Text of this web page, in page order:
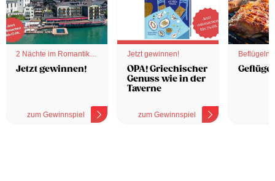
2 Nächte im Romantik
Hotel
Jetzt gewinnen!
zum Gewinnspiel
Jetzt gewinnen!
OPA! Griechischer
Genuss wie in der
Taverne
zum Gewinnspiel